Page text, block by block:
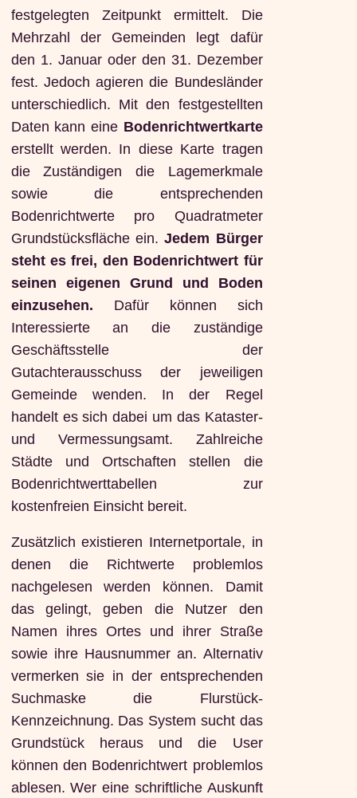
festgelegten Zeitpunkt ermittelt. Die
Mehrzahl der Gemeinden legt dafür
den 1. Januar oder den 31. Dezember
fest. Jedoch agieren die Bundesländer
unterschiedlich. Mit den festgestellten
Daten kann eine Bodenrichtwertkarte
erstellt werden. In diese Karte tragen
die Zuständigen die Lagemerkmale
sowie die entsprechenden
Bodenrichtwerte pro Quadratmeter
Grundstücksfläche ein.Jedem Bürger
steht es frei, den Bodenrichtwert für
seinen eigenen Grund und Boden
einzusehen. Dafür können sich
Interessierte an die zuständige
Geschäftsstelle der
Gutachterausschuss der jeweiligen
Gemeinde wenden. In der Regel
handelt es sich dabei um das Kataster-
und Vermessungsamt. Zahlreiche
Städte und Ortschaften stellen die
Bodenrichtwerttabellen zur
kostenfreien Einsicht bereit.
Zusätzlich existieren Internetportale, in
denen die Richtwerte problemlos
nachgelesen werden können. Damit
das gelingt, geben die Nutzer den
Namen ihres Ortes und ihrer Straße
sowie ihre Hausnummer an. Alternativ
vermerken sie in der entsprechenden
Suchmaske die Flurstück-
Kennzeichnung. Das System sucht das
Grundstück heraus und die User
können den Bodenrichtwert problemlos
ablesen. Wer eine schriftliche Auskunft